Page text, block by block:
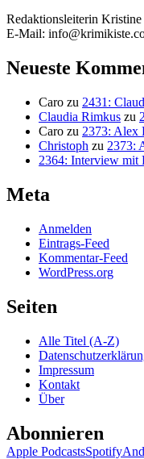
Redaktionsleiterin
E-Mail:
Neueste
Caro zu 2431:
Claudia Rimkus zu
Caro zu 2373: Alex
Christoph zu 2373:
2364: Interview mit
Meta
Anmelden
Eintrags-Feed
Kommentar-Feed
WordPress.org
Seiten
Alle Titel (A-Z)
Impressum
Kontakt
Über
Abonnieren
Apple PodcastsSpotify